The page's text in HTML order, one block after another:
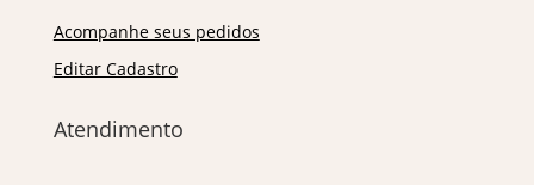
Acompanhe seus pedidos
Editar Cadastro
Atendimento